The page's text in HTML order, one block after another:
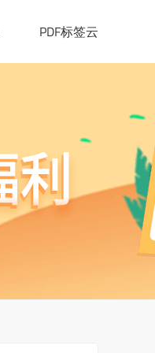
PDF标签云